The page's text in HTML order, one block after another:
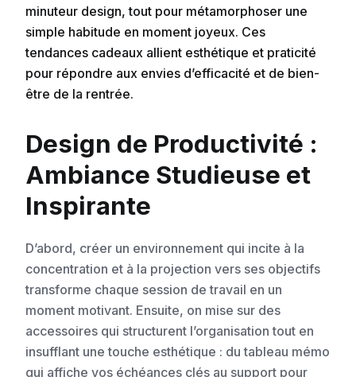
minuteur design, tout pour métamorphoser une
simple habitude en moment joyeux. Ces
tendances cadeaux allient esthétique et praticité
pour répondre aux envies d’efficacité et de bien-
être de la rentrée.
Design de Productivité :
Ambiance Studieuse et
Inspirante
D’abord, créer un environnement qui incite à la
concentration et à la projection vers ses objectifs
transforme chaque session de travail en un
moment motivant. Ensuite, on mise sur des
accessoires qui structurent l’organisation tout en
insufflant une touche esthétique : du tableau mémo
qui affiche vos échéances clés au support pour